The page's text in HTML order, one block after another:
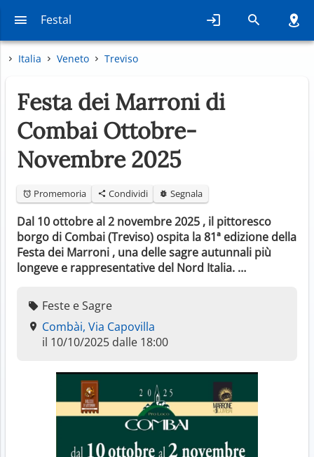
Festal
Italia Veneto Treviso
Festa dei Marroni di
Combai Ottobre-
Novembre 2025
Promemoria Condividi Segnala
Dal 10 ottobre al 2 novembre 2025 , il pittoresco
borgo di Combai (Treviso) ospita la 81ª edizione della
Festa dei Marroni , una delle sagre autunnali più
longeve e rappresentative del Nord Italia. …
Feste e Sagre
Combài, Via Capovilla
il 10/10/2025 dalle 18:00